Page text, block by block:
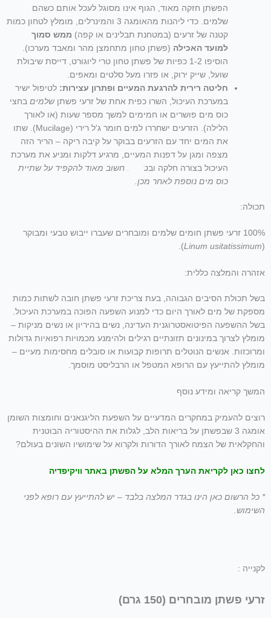
הפשתן חזקה מאוד, הגוף אינו מסוגל לעכל אותם כשהם
שלמים. כדי ליהנות מהאומגה 3 והמינרלים, מומלץ לטחון כמות
קטנה של זרעים (במטחנת תבלינים או קפה) ממש סמוך
למועד האכילה (פשתן טחון מתחמצן מהר ומאבד מערכו).
הוסיפו 1-2 כפיות של פשתן טחון טרי ליוגורט, דייסת שיבולת
שועל, שייק ירוק, או פזרו מעל סלטים ומאפים.
חליטה רירית להרגעת המעיים ופתרון עצירות: לטיפול ישיר
במערכת העיכול, השרו כפית אחת של זרעי פשתןשלמים בחצי
כוס מים פושרים או חמימים למשך מספר שעות (או לאורך
הלילה). הזרעים ישחררו למים חומר ג'ל רירי (Mucilage). שתו
את המים יחד עם הזרעים בבוקר על קיבה ריקה – הריר הזה
מצפה ומגן על דפנות המעיים, מרגיע דלקות ומניע את מערכת
העיכול בצורה חלקה ובטוחה.חשוב מאוד להקפיד על שתיית
כוס מים נוספת לאחר מכן.
תכולה:
100% זרעי פשתן חומים שלמים ומובחרים שעברו ייבוש טבעי ומבוקר
(
Linum usitatissimum
).
אזהרה והמלצה כללית:
בשל תכולת הסיבים הגבוהה, בעת צריכת זרעי פשתן חובה לשתות כמות
מספקת של מים לאורך היום כדי למנוע השפעה הפוכה במערכת העיכול.
בשל ההשפעה הפיטואסטרוגנית העדינה, נשים בהיריון או נשים מניקות –
מומלץ לצרוך במינונים תזונתיים רגילים ולהימנע מכמויות רפואיות גדולות
ומרוכזות. אנשים הנוטלים תרופות קבועות או סובלים מחסימות מעיים –
מומלץ להתייעץ עם הרופא המטפל או הרבליסט מוסמך.
המשך קריאה ומידע נוסף
רוצים להעמיק במחקרים המדעיים על השפעת הליגנאנים וחומצות השומן
אומגה 3 שבפשתן על בריאות הלב, לגלות את ההיסטוריה הבוטנית
והחקלאית של הצמח לאורך הדורות ולקרוא על שימושיו השונים בעולם?
לחצו כאן לקריאת הערך המלא על הפשתן באתר וויקיפדיה
* כל הרשום כאן הינו בגדר המלצה בלבד – יש להתייעץ עם רופא לפני
השימוש.
לקנייה :
זרעי פשתן מובחרים (150 גרם)